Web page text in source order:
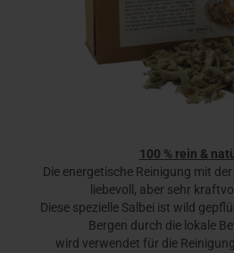
100 % rein &
Die energetische Reinigung mit
liebevoll, aber sehr
Diese spezielle Salbei ist wild
Bergen durch die lokale
wird verwendet für die